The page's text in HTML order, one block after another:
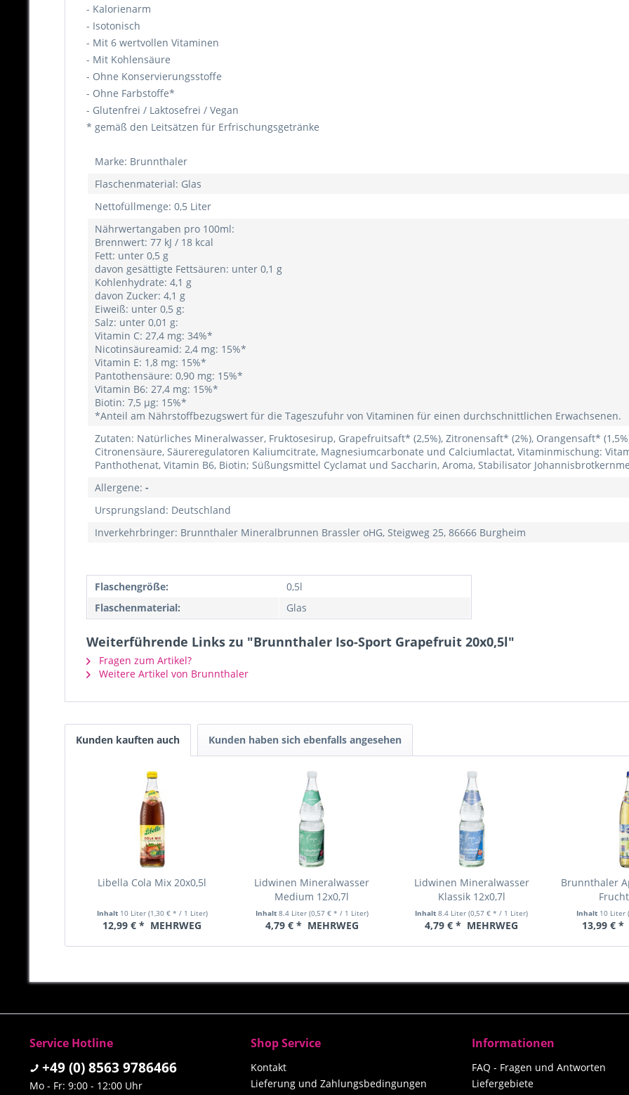
- Kalorienarm
- Isotonisch
- Mit 6 wertvollen Vitaminen
- Mit Kohlensäure
- Ohne Konservierungsstoffe
- Ohne Farbstoffe*
- Glutenfrei / Laktosefrei / Vegan
* gemäß den Leitsätzen für Erfrischungsgetränke
Marke: Brunnthaler
Flaschenmaterial: Glas
Nettofüllmenge: 0,5 Liter
Nährwertangaben pro 100ml:
Brennwert: 77 kJ / 18 kcal
Fett: unter 0,5 g
davon gesättigte Fettsäuren: unter 0,1 g
Kohlenhydrate: 4,1 g
davon Zucker: 4,1 g
Eiweiß: unter 0,5 g:
Salz: unter 0,01 g:
Vitamin C: 27,4 mg: 34%*
Nicotinsäureamid: 2,4 mg: 15%*
Vitamin E: 1,8 mg: 15%*
Pantothensäure: 0,90 mg: 15%*
Vitamin B6: 27,4 mg: 15%*
Biotin: 7,5 μg: 15%*
*Anteil am Nährstoffbezugswert für die Tageszufuhr von Vitaminen für einen durchschnittlichen Erwachsenen.
Zutaten: Natürliches Mineralwasser, Fruktosesirup, Grapefruitsaft* (2,5%), Zitronensaft* (2%), Orangensaft*
Citronensäure, Säureregulatoren Kaliumcitrate, Magnesiumcarbonate und Calciumlactat, Vitaminmischung:
Panthothenat, Vitamin B6, Biotin; Süßungsmittel Cyclamat und Saccharin, Aroma, Stabilisator
Allergene: -
Ursprungsland: Deutschland
Inverkehrbringer: Brunnthaler Mineralbrunnen Brassler oHG, Steigweg 25, 86666 Burgheim
Flaschengröße:
0,5l
Flaschenmaterial:
Glas
Weiterführende Links zu "Brunnthaler Iso-Sport Grapefruit 20x0,5l"
Fragen zum Artikel?
Weitere Artikel von Brunnthaler
Kunden kauften auch Kunden haben sich ebenfalls angesehen
Libella Cola Mix 20x0,5l
Inhalt 10 Liter (1,30 € * / 1 Liter)
12,99 € * MEHRWEG
Lidwinen Mineralwasser
Medium 12x0,7l
Inhalt 8.4 Liter (0,57 € * / 1 Liter)
4,79 € * MEHRWEG
Lidwinen Mineralwasser
Klassik 12x0,7l
Inhalt8.4 Liter(0,57 € * / 1 Liter)
4,79 € * MEHRWEG
Brunnthaler
Inhalt 10 Liter
13,99 € *
Service Hotline
+49 (0) 8563 9786466
Mo - Fr: 9:00 - 12:00 Uhr
Shop Service
Kontakt
Lieferung und Zahlungsbedingungen
Informationen
FAQ - Fragen und Antworten
Liefergebiete